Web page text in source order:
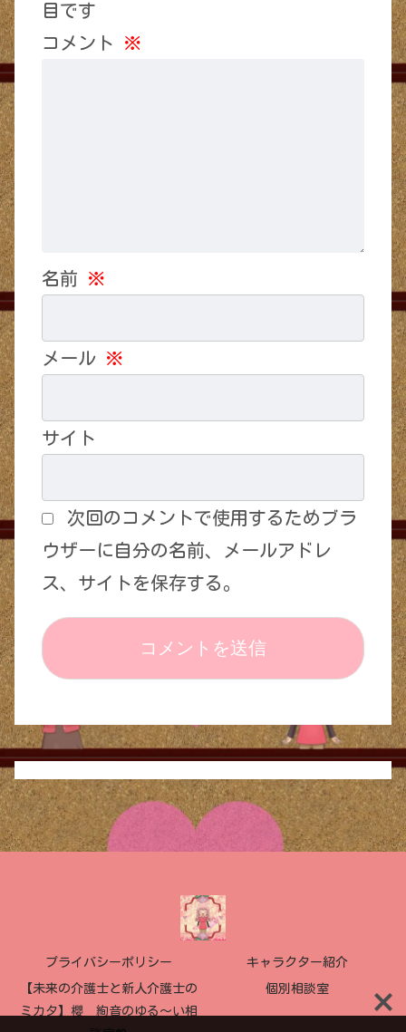
目です
コメント ※
名前 ※
メール ※
サイト
次回のコメントで使用するためブラ
ウザーに自分の名前、メールアドレ
ス、サイトを保存する。
プライバシーポリシー キャラクター紹介
【未来の介護士と新人介護士の
ミカタ】櫻 絢音のゆる〜い相
個別相談室